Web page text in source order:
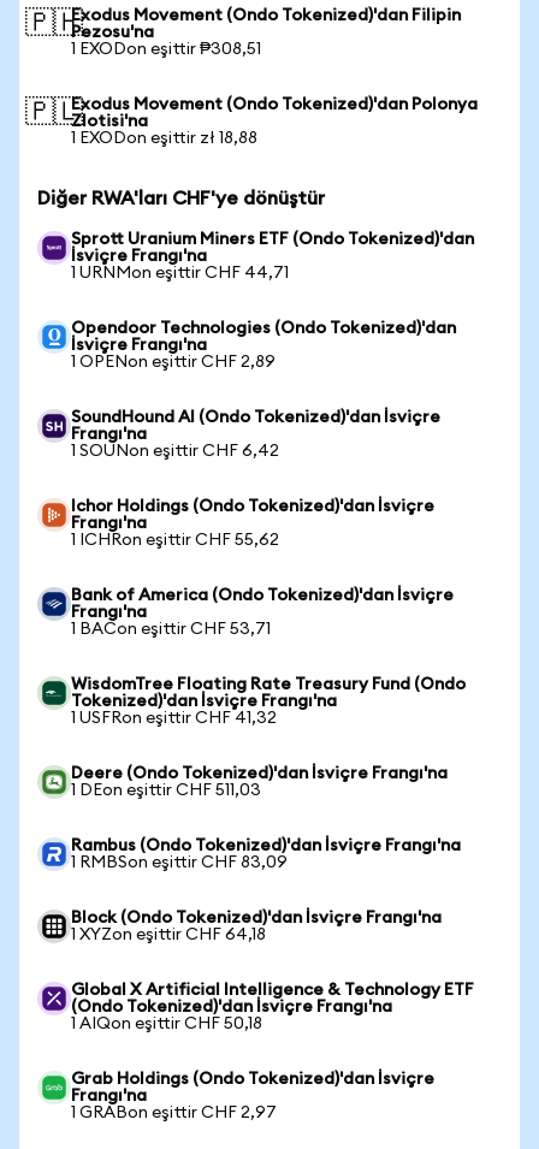
🇵🇭Exodus Movement (Ondo Tokenized)'dan Filipin
Pezosu'na
1 EXODon eşittir ₱308,51
🇵🇱Exodus Movement (Ondo Tokenized)'dan Polonya
Zlotisi'na
1 EXODon eşittir zł 18,88
Diğer RWA'ları CHF'ye dönüştür
Sprott Uranium Miners ETF (Ondo Tokenized)'dan
İsviçre Frangı'na
1 URNMon eşittir CHF 44,71
Opendoor Technologies (Ondo Tokenized)'dan
İsviçre Frangı'na
1 OPENon eşittir CHF 2,89
SoundHound AI (Ondo Tokenized)'dan İsviçre
Frangı'na
1 SOUNon eşittir CHF 6,42
Ichor Holdings (Ondo Tokenized)'dan İsviçre
Frangı'na
1 ICHRon eşittir CHF 55,62
Bank of America (Ondo Tokenized)'dan İsviçre
Frangı'na
1 BACon eşittir CHF 53,71
WisdomTree Floating Rate Treasury Fund (Ondo
Tokenized)'dan İsviçre Frangı'na
1 USFRon eşittir CHF 41,32
Deere (Ondo Tokenized)'dan İsviçre Frangı'na
1 DEon eşittir CHF 511,03
Rambus (Ondo Tokenized)'dan İsviçre Frangı'na
1 RMBSon eşittir CHF 83,09
Block (Ondo Tokenized)'dan İsviçre Frangı'na
1 XYZon eşittir CHF 64,18
Global X Artificial Intelligence & Technology ETF
(Ondo Tokenized)'dan İsviçre Frangı'na
1 AIQon eşittir CHF 50,18
Grab Holdings (Ondo Tokenized)'dan İsviçre
Frangı'na
1 GRABon eşittir CHF 2,97